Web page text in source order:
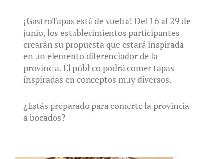
¡GastroTapas está de vuelta! Del 16 al 29 de
junio, los establecimientos participantes
crearán su propuesta que estará inspirada
en un elemento diferenciador de la
provincia. El público podrá comer tapas
inspiradas en conceptos muy diversos.
¿Estás preparado para comerte la provincia
a bocados?